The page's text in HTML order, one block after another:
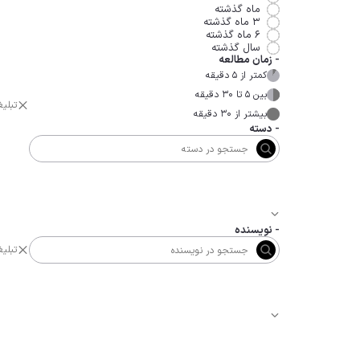
ماه گذشته
۳ ماه گذشته
۶ ماه گذشته
سال گذشته
- زمان مطالعه
کمتر از ۵ دقیقه
بین ۵ تا ۳۰ دقیقه
بیشتر از ۳۰ دقیقه
- دسته
- نویسنده